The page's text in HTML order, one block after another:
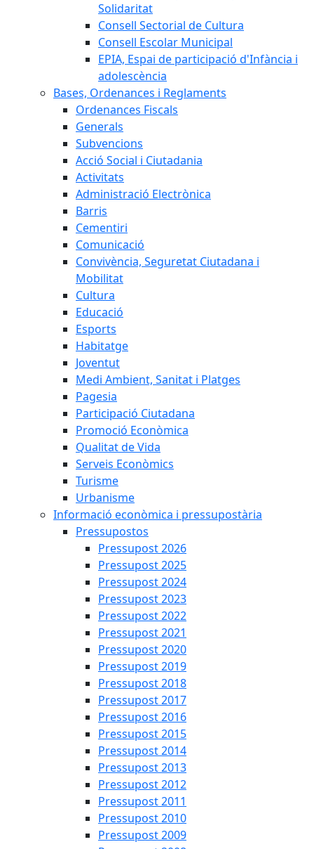
Solidaritat
Consell Sectorial de Cultura
Consell Escolar Municipal
EPIA, Espai de participació d'Infància i
adolescència
Bases, Ordenances i Reglaments
Ordenances Fiscals
Generals
Subvencions
Acció Social i Ciutadania
Activitats
Administració Electrònica
Barris
Cementiri
Comunicació
Convivència, Seguretat Ciutadana i
Mobilitat
Cultura
Educació
Esports
Habitatge
Joventut
Medi Ambient, Sanitat i Platges
Pagesia
Participació Ciutadana
Promoció Econòmica
Qualitat de Vida
Serveis Econòmics
Turisme
Urbanisme
Informació econòmica i pressupostària
Pressupostos
Pressupost 2026
Pressupost 2025
Pressupost 2024
Pressupost 2023
Pressupost 2022
Pressupost 2021
Pressupost 2020
Pressupost 2019
Pressupost 2018
Pressupost 2017
Pressupost 2016
Pressupost 2015
Pressupost 2014
Pressupost 2013
Pressupost 2012
Pressupost 2011
Pressupost 2010
Pressupost 2009